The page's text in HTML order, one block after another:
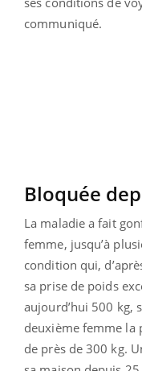
communiqué.
Bloquée
La maladie a fait
femme, jusqu’à
condition qui,
sa prise de poids
aujourd’hui 500 kg,
deuxième femme la
de près de 300 kg.